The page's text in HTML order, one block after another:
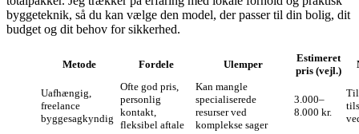
byggeteknik, så du kan vælge den model, der passer til din bolig, dit
budget og dit behov for sikkerhed.
Metode Fordele Ulemper
Estimeret
pris (vejl.)
Uafhængig,
freelance
byggesagkyndig
Ofte god pris,
personlig
kontakt,
fleksibel aftale
Kan mangle
specialiserede
resurser ved
komplekse sager
3.000–
8.000 kr.
Til